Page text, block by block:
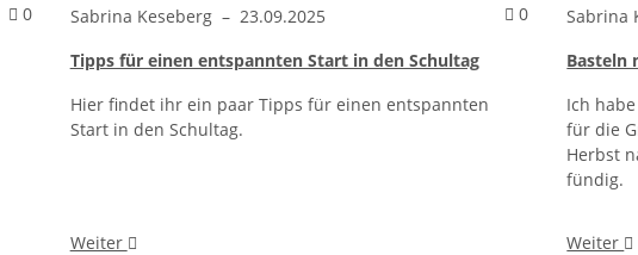
0Kommentare zum Artikel Wimmelbilder im Englischunterricht
Sabrina Keseberg – 23.09.2025 0
Tipps für einen entspannten Start in den Schultag
Hier findet ihr ein paar Tipps für einen entspannten
Start in den Schultag.
Weiter
Sabrina
Basteln
Ich
für die
Herbst
fündig.
Weiter